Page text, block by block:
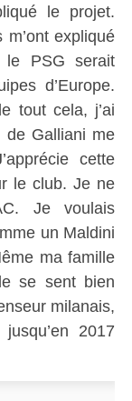
le projet.
expliqué
le PSG serait
d’Europe.
tout cela, j’ai
de Galliani me
cette
le club. Je ne
Je voulais
un Maldini
ma famille
se sent bien
milanais,
2017